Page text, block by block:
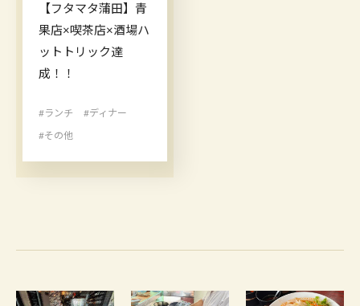
【フタマタ蒲田】青
果店×喫茶店×酒場ハ
ットトリック達
成！！
#ランチ
#ディナー
#その他